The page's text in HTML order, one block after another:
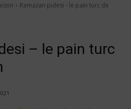
Ramazan pidesi - le pain turc de
– le pain turc